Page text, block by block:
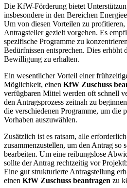
Die KfW-Förderung bietet
insbesondere in den Bereichen
Um von diesen Vorteilen zu profitieren,
Antragsteller gezielt vorgehen. Es
spezifische Programme zu
Bedürfnissen entsprechen. Dies erhöht
Bewilligung zu erhalten.
Ein wesentlicher Vorteil einer
Möglichkeit, einen KfW Zuschuss
verfügbaren Mittel werden oft schnell
den Antragsprozess zeitnah zu
die verschiedenen Programme, um die
Vorhaben auszuwählen.
Zusätzlich ist es ratsam, alle
zusammenzustellen, um den Antrag so
bearbeiten. Um eine reibungslose
sollte der Antrag rechtzeitig vor
Eine gut strukturierte Antragstellung
einen KfW Zuschuss beantragen zu